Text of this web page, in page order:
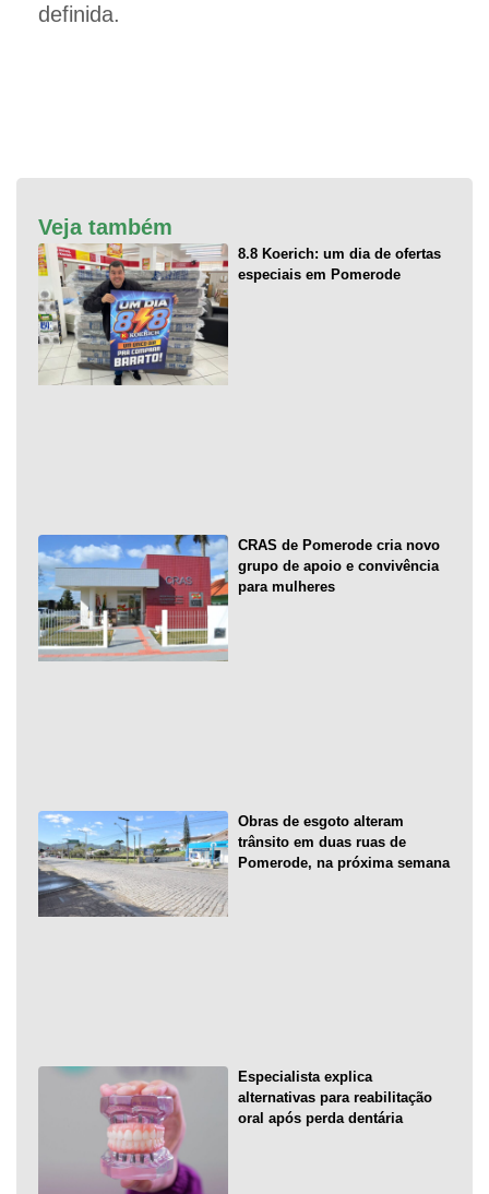
definida.
Veja também
8.8 Koerich: um dia de ofertas
especiais em Pomerode
CRAS de Pomerode cria novo
grupo de apoio e convivência
para mulheres
Obras de esgoto alteram
trânsito em duas ruas de
Pomerode, na próxima semana
Especialista explica
alternativas para reabilitação
oral após perda dentária